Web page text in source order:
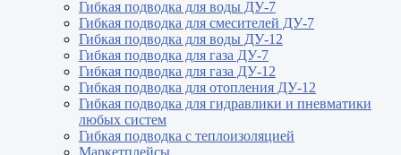
Гибкая подводка для воды ДУ-7
Гибкая подводка для смесителей ДУ-7
Гибкая подводка для воды ДУ-12
Гибкая подводка для газа ДУ-7
Гибкая подводка для газа ДУ-12
Гибкая подводка для отопления ДУ-12
Гибкая подводка для гидравлики и пневматики
любых систем
Гибкая подводка с теплоизоляцией
Маркетплейсы